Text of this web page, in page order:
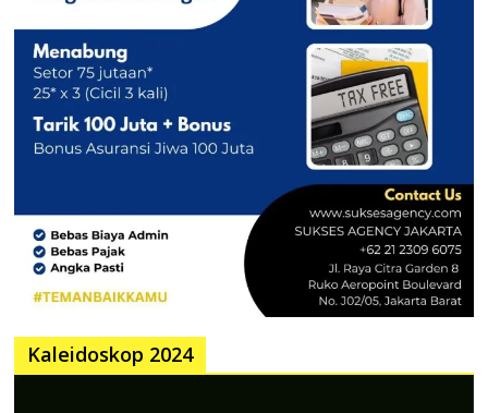
Kaleidoskop 2024